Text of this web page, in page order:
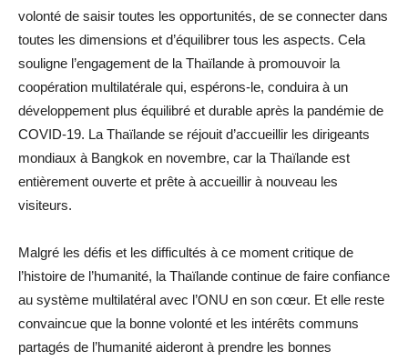
volonté de saisir toutes les opportunités, de se connecter dans
toutes les dimensions et d’équilibrer tous les aspects. Cela
souligne l’engagement de la Thaïlande à promouvoir la
coopération multilatérale qui, espérons-le, conduira à un
développement plus équilibré et durable après la pandémie de
COVID-19. La Thaïlande se réjouit d’accueillir les dirigeants
mondiaux à Bangkok en novembre, car la Thaïlande est
entièrement ouverte et prête à accueillir à nouveau les
visiteurs.
Malgré les défis et les difficultés à ce moment critique de
l’histoire de l’humanité, la Thaïlande continue de faire confiance
au système multilatéral avec l’ONU en son cœur. Et elle reste
convaincue que la bonne volonté et les intérêts communs
partagés de l’humanité aideront à prendre les bonnes